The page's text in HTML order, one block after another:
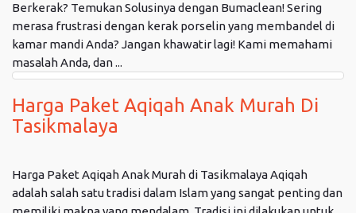
Berkerak? Temukan Solusinya dengan Bumaclean! Sering
merasa frustrasi dengan kerak porselin yang membandel di
kamar mandi Anda? Jangan khawatir lagi! Kami memahami
masalah Anda, dan ...
Harga Paket Aqiqah Anak Murah Di
Tasikmalaya
Harga Paket Aqiqah Anak Murah di Tasikmalaya Aqiqah
adalah salah satu tradisi dalam Islam yang sangat penting dan